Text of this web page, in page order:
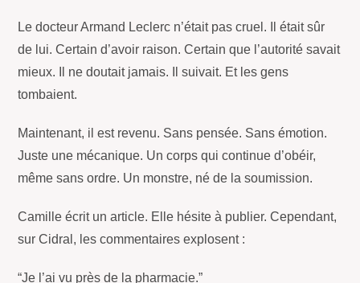
Le docteur Armand Leclerc n’était pas cruel. Il était sûr
de lui. Certain d’avoir raison. Certain que l’autorité savait
mieux. Il ne doutait jamais. Il suivait. Et les gens
tombaient.
Maintenant, il est revenu. Sans pensée. Sans émotion.
Juste une mécanique. Un corps qui continue d’obéir,
même sans ordre. Un monstre, né de la soumission.
Camille écrit un article. Elle hésite à publier. Cependant,
sur Cidral, les commentaires explosent :
“Je l’ai vu près de la pharmacie.”